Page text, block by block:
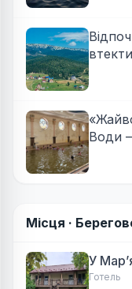
Води
Місця ·
У
Готель